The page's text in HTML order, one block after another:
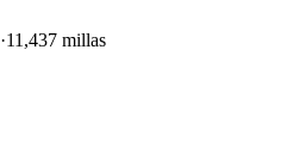
11,437 millas